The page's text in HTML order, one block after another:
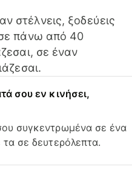
στέλνεις, ξοδεύεις
πάνω από 40
σε έναν
σου εν κινήσει,
συγκεντρωμένα σε ένα
τα σε δευτερόλεπτα.